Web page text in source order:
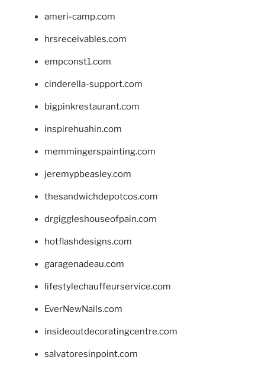
ameri-camp.com
hrsreceivables.com
empconst1.com
cinderella-support.com
bigpinkrestaurant.com
inspirehuahin.com
memmingerspainting.com
jeremypbeasley.com
thesandwichdepotcos.com
drgiggleshouseofpain.com
hotflashdesigns.com
garagenadeau.com
lifestylechauffeurservice.com
EverNewNails.com
insideoutdecoratingcentre.com
salvatoresinpoint.com